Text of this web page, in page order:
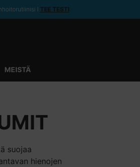
ǀ TEE TESTI
MEISTÄ
suojaa
hienojen